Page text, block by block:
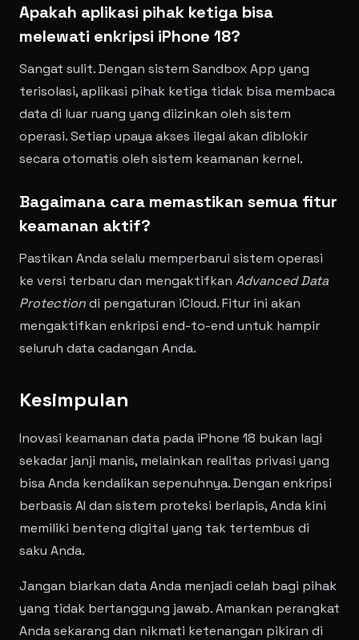
Apakah aplikasi pihak ketiga bisa
melewati enkripsi iPhone 18?
Sangat sulit. Dengan sistem Sandbox App yang
terisolasi, aplikasi pihak ketiga tidak bisa membaca
data di luar ruang yang diizinkan oleh sistem
operasi. Setiap upaya akses ilegal akan diblokir
secara otomatis oleh sistem keamanan kernel.
Bagaimana cara memastikan semua fitur
keamanan aktif?
Pastikan Anda selalu memperbarui sistem operasi
ke versi terbaru dan mengaktifkan Advanced Data
Protectiondi pengaturan iCloud. Fitur ini akan
mengaktifkan enkripsi end-to-end untuk hampir
seluruh data cadangan Anda.
Kesimpulan
Inovasi keamanan data pada iPhone 18 bukan lagi
sekadar janji manis, melainkan realitas privasi yang
bisa Anda kendalikan sepenuhnya. Dengan enkripsi
berbasis AI dan sistem proteksi berlapis, Anda kini
memiliki benteng digital yang tak tertembus di
saku Anda.
Jangan biarkan data Anda menjadi celah bagi pihak
yang tidak bertanggung jawab. Amankan perangkat
Anda sekarang dan nikmati ketenangan pikiran di